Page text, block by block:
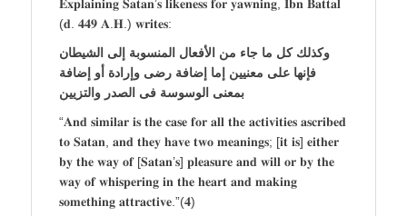
𝐄𝐱𝐩𝐥𝐚𝐢𝐧𝐢𝐧𝐠 𝐒𝐚𝐭𝐚𝐧’𝐬 𝐥𝐢𝐤𝐞𝐧𝐞𝐬𝐬 𝐟𝐨𝐫 𝐲𝐚𝐰𝐧𝐢𝐧𝐠, 𝐈𝐛𝐧 𝐁𝐚𝐭𝐭𝐚𝐥
(𝐝. 𝟒𝟒𝟗 𝐀.𝐇.) 𝐰𝐫𝐢𝐭𝐞𝐬:
وكذلك كل ما جاء من الأفعال المنسوبة إلى الشيطان
فإنها على معنيين إما إضافة رضى وإرادة أو إضافة
بمعنى الوسوسة فى الصدر والتزيين
“𝐀𝐧𝐝 𝐬𝐢𝐦𝐢𝐥𝐚𝐫 𝐢𝐬 𝐭𝐡𝐞 𝐜𝐚𝐬𝐞 𝐟𝐨𝐫 𝐚𝐥𝐥 𝐭𝐡𝐞 𝐚𝐜𝐭𝐢𝐯𝐢𝐭𝐢𝐞𝐬 𝐚𝐬𝐜𝐫𝐢𝐛𝐞𝐝
𝐭𝐨 𝐒𝐚𝐭𝐚𝐧, 𝐚𝐧𝐝 𝐭𝐡𝐞𝐲 𝐡𝐚𝐯𝐞 𝐭𝐰𝐨 𝐦𝐞𝐚𝐧𝐢𝐧𝐠𝐬; [𝐢𝐭 𝐢𝐬] 𝐞𝐢𝐭𝐡𝐞𝐫
𝐛𝐲 𝐭𝐡𝐞 𝐰𝐚𝐲 𝐨𝐟 [𝐒𝐚𝐭𝐚𝐧’𝐬] 𝐩𝐥𝐞𝐚𝐬𝐮𝐫𝐞 𝐚𝐧𝐝 𝐰𝐢𝐥𝐥 𝐨𝐫 𝐛𝐲 𝐭𝐡𝐞
𝐰𝐚𝐲 𝐨𝐟 𝐰𝐡𝐢𝐬𝐩𝐞𝐫𝐢𝐧𝐠 𝐢𝐧 𝐭𝐡𝐞 𝐡𝐞𝐚𝐫𝐭 𝐚𝐧𝐝 𝐦𝐚𝐤𝐢𝐧𝐠
𝐬𝐨𝐦𝐞𝐭𝐡𝐢𝐧𝐠 𝐚𝐭𝐭𝐫𝐚𝐜𝐭𝐢𝐯𝐞.”(𝟒)